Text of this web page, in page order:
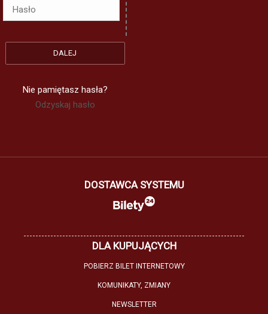
Nie pamiętasz hasła?
Odzyskaj hasło
DOSTAWCA SYSTEMU
DLA KUPUJĄCYCH
POBIERZ BILET INTERNETOWY
KOMUNIKATY, ZMIANY
NEWSLETTER